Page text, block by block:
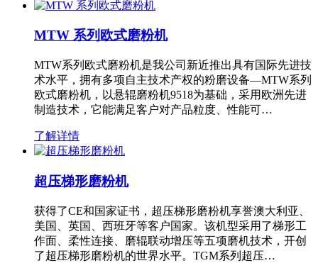
MTW 系列欧式磨粉机
MTW系列欧式磨粉机是我公司新近推出具有国际先进技
术水平，拥有多项自主技术产权的粉磨设备—MTW系列
欧式磨粉机，以悬辊磨粉机9518为基础，采用欧洲先进
制造技术，它能满足客户对产品粒度、性能可…
了解详情
超压梯形磨粉机
获得了CE和国家证书，超压梯形磨粉机享誉澳大利亚、
美国、英国、西班牙等客户国家。该机型采用了梯形工
作面、柔性连接、磨辊联动增压等五项磨机技术，开创
了超压梯形磨粉机的世界水平。TGM系列超压…